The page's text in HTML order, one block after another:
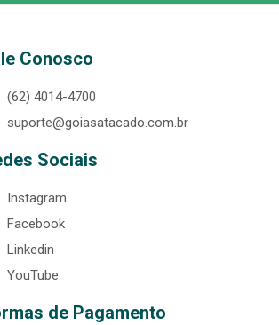
Conosco
(62) 4014-4700
suporte@goiasatacado.com.br
Sociais
Instagram
Facebook
Linkedin
YouTube
de Pagamento